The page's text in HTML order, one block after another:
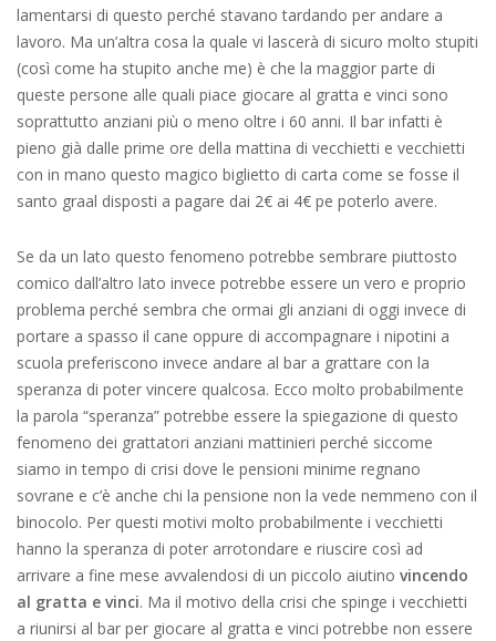
lamentarsi di questo perché stavano tardando per andare a
lavoro. Ma un’altra cosa la quale vi lascerà di sicuro molto stupiti
(così come ha stupito anche me) è che la maggior parte di
queste persone alle quali piace giocare al gratta e vinci sono
soprattutto anziani più o meno oltre i 60 anni. Il bar infatti è
pieno già dalle prime ore della mattina di vecchietti e vecchietti
con in mano questo magico biglietto di carta come se fosse il
santo graal disposti a pagare dai 2€ ai 4€ pe poterlo avere.
Se da un lato questo fenomeno potrebbe sembrare piuttosto
comico dall’altro lato invece potrebbe essere un vero e proprio
problema perché sembra che ormai gli anziani di oggi invece di
portare a spasso il cane oppure di accompagnare i nipotini a
scuola preferiscono invece andare al bar a grattare con la
speranza di poter vincere qualcosa. Ecco molto probabilmente
la parola “speranza” potrebbe essere la spiegazione di questo
fenomeno dei grattatori anziani mattinieri perché siccome
siamo in tempo di crisi dove le pensioni minime regnano
sovrane e c’è anche chi la pensione non la vede nemmeno con il
binocolo. Per questi motivi molto probabilmente i vecchietti
hanno la speranza di poter arrotondare e riuscire così ad
arrivare a fine mese avvalendosi di un piccolo aiutino vincendo
al gratta e vinci. Ma il motivo della crisi che spinge i vecchietti
a riunirsi al bar per giocare al gratta e vinci potrebbe non essere